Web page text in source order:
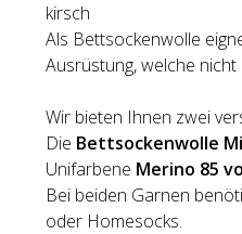
kirsch
Als Bettsockenwolle
Ausrüstung, welche
Wir bieten Ihnen zwei
Die Bettsockenwolle
Unifarbene Merino 85
Bei beiden Garnen
oder Homesocks.